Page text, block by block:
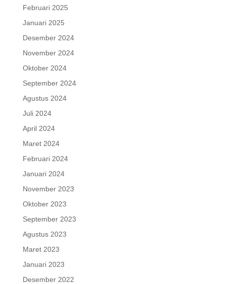
Februari 2025
Januari 2025
Desember 2024
November 2024
Oktober 2024
September 2024
Agustus 2024
Juli 2024
April 2024
Maret 2024
Februari 2024
Januari 2024
November 2023
Oktober 2023
September 2023
Agustus 2023
Maret 2023
Januari 2023
Desember 2022